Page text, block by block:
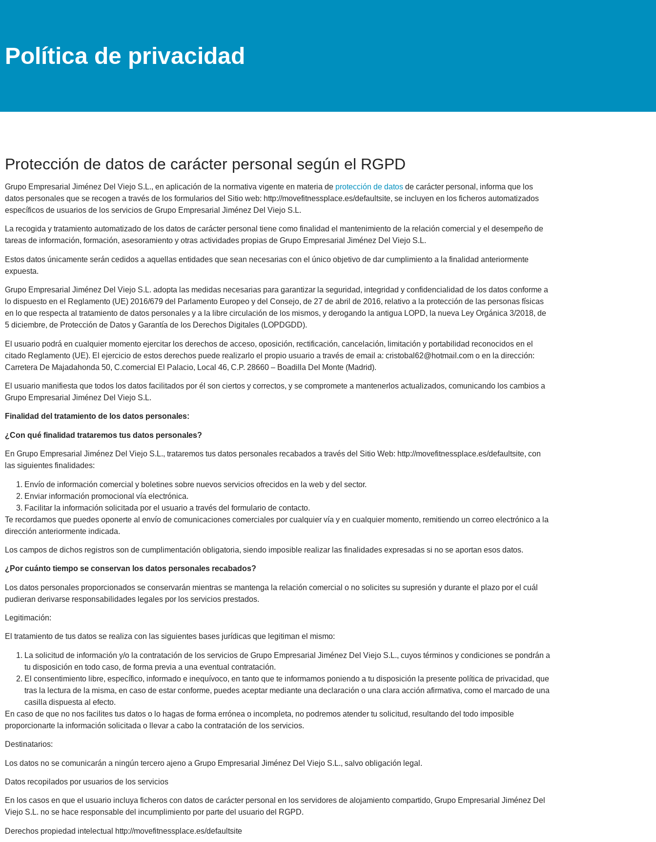
Política de privacidad
Protección de datos de carácter personal según el RGPD
Grupo Empresarial Jiménez Del Viejo S.L., en aplicación de la normativa vigente en materia de protección de datos de carácter personal, informa que los
datos personales que se recogen a través de los formularios del Sitio web: http://movefitnessplace.es/defaultsite, se incluyen en los ficheros automatizados
específicos de usuarios de los servicios de Grupo Empresarial Jiménez Del Viejo S.L.
La recogida y tratamiento automatizado de los datos de carácter personal tiene como finalidad el mantenimiento de la relación comercial y el desempeño de
tareas de información, formación, asesoramiento y otras actividades propias de Grupo Empresarial Jiménez Del Viejo S.L.
Estos datos únicamente serán cedidos a aquellas entidades que sean necesarias con el único objetivo de dar cumplimiento a la finalidad anteriormente
expuesta.
Grupo Empresarial Jiménez Del Viejo S.L. adopta las medidas necesarias para garantizar la seguridad, integridad y confidencialidad de los datos conforme a
lo dispuesto en el Reglamento (UE) 2016/679 del Parlamento Europeo y del Consejo, de 27 de abril de 2016, relativo a la protección de las personas físicas
en lo que respecta al tratamiento de datos personales y a la libre circulación de los mismos, y derogando la antigua LOPD, la nueva Ley Orgánica 3/2018, de
5 diciembre, de Protección de Datos y Garantía de los Derechos Digitales (LOPDGDD).
El usuario podrá en cualquier momento ejercitar los derechos de acceso, oposición, rectificación, cancelación, limitación y portabilidad reconocidos en el
citado Reglamento (UE). El ejercicio de estos derechos puede realizarlo el propio usuario a través de email a: cristobal62@hotmail.com o en la dirección:
Carretera De Majadahonda 50, C.comercial El Palacio, Local 46, C.P. 28660 – Boadilla Del Monte (Madrid).
El usuario manifiesta que todos los datos facilitados por él son ciertos y correctos, y se compromete a mantenerlos actualizados, comunicando los cambios a
Grupo Empresarial Jiménez Del Viejo S.L.
Finalidad del tratamiento de los datos personales:
¿Con qué finalidad trataremos tus datos personales?
En Grupo Empresarial Jiménez Del Viejo S.L., trataremos tus datos personales recabados a través del Sitio Web: http://movefitnessplace.es/defaultsite, con
las siguientes finalidades:
Envío de información comercial y boletines sobre nuevos servicios ofrecidos en la web y del sector.
Enviar información promocional vía electrónica.
Facilitar la información solicitada por el usuario a través del formulario de contacto.
Te recordamos que puedes oponerte al envío de comunicaciones comerciales por cualquier vía y en cualquier momento, remitiendo un correo electrónico a la
dirección anteriormente indicada.
Los campos de dichos registros son de cumplimentación obligatoria, siendo imposible realizar las finalidades expresadas si no se aportan esos datos.
¿Por cuánto tiempo se conservan los datos personales recabados?
Los datos personales proporcionados se conservarán mientras se mantenga la relación comercial o no solicites su supresión y durante el plazo por el cuál
pudieran derivarse responsabilidades legales por los servicios prestados.
Legitimación:
El tratamiento de tus datos se realiza con las siguientes bases jurídicas que legitiman el mismo:
La solicitud de información y/o la contratación de los servicios de Grupo Empresarial Jiménez Del Viejo S.L., cuyos términos y condiciones se pondrán a
tu disposición en todo caso, de forma previa a una eventual contratación.
El consentimiento libre, específico, informado e inequívoco, en tanto que te informamos poniendo a tu disposición la presente política de privacidad, que
tras la lectura de la misma, en caso de estar conforme, puedes aceptar mediante una declaración o una clara acción afirmativa, como el marcado de una
casilla dispuesta al efecto.
En caso de que no nos facilites tus datos o lo hagas de forma errónea o incompleta, no podremos atender tu solicitud, resultando del todo imposible
proporcionarte la información solicitada o llevar a cabo la contratación de los servicios.
Destinatarios:
Los datos no se comunicarán a ningún tercero ajeno a Grupo Empresarial Jiménez Del Viejo S.L., salvo obligación legal.
Datos recopilados por usuarios de los servicios
En los casos en que el usuario incluya ficheros con datos de carácter personal en los servidores de alojamiento compartido, Grupo Empresarial Jiménez Del
Viejo S.L. no se hace responsable del incumplimiento por parte del usuario del RGPD.
Derechos propiedad intelectual http://movefitnessplace.es/defaultsite